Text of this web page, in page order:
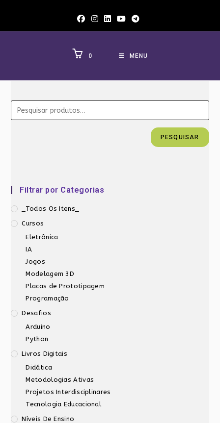
0 MENU
PESQUISAR
Filtrar por Categorias
_Todos Os Itens_
Cursos
Eletrônica
IA
Jogos
Modelagem 3D
Placas de Prototipagem
Programação
Desafios
Arduino
Python
Livros Digitais
Didática
Metodologias Ativas
Projetos Interdisciplinares
Tecnologia Educacional
Níveis De Ensino